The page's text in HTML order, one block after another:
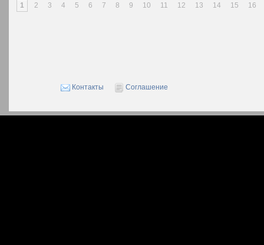
1 2 3 4 5 6 7 8 9 10 11 12 13 14 15 16
Контакты Соглашение